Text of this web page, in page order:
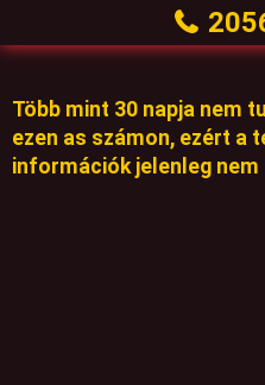
Több mint 30 napja nem
ezen as számon, ezért a
információk jelenleg